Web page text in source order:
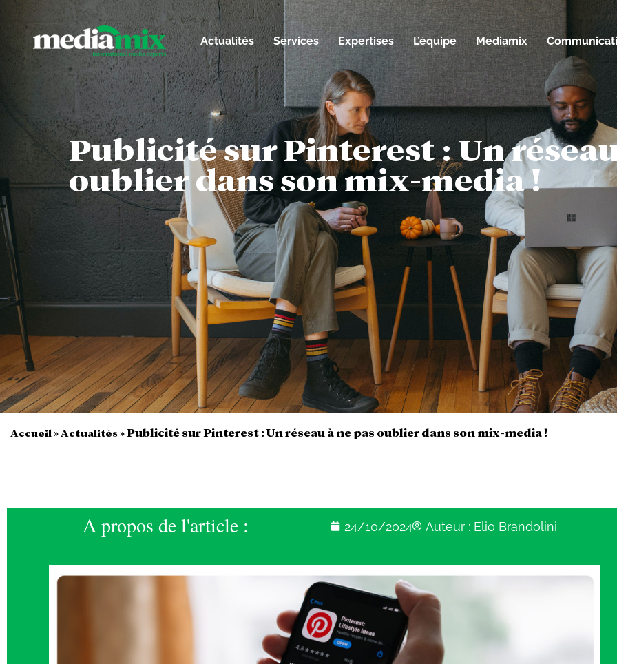
Actualités Services Expertises L’équipe Mediamix
Publicité sur Pinterest : Un
oublier dans son mix-media !
Accueil » Actualités»Publicité sur Pinterest : Un réseau à ne pas oublier dans son mix-media !
A propos de l'article : 24/10/2024 Auteur : Elio Brandolini